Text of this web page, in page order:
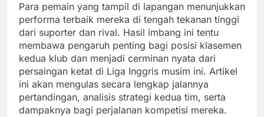
Para pemain yang tampil di lapangan menunjukkan
performa terbaik mereka di tengah tekanan tinggi
dari suporter dan rival. Hasil imbang ini tentu
membawa pengaruh penting bagi posisi klasemen
kedua klub dan menjadi cerminan nyata dari
persaingan ketat di Liga Inggris musim ini. Artikel
ini akan mengulas secara lengkap jalannya
pertandingan, analisis strategi kedua tim, serta
dampaknya bagi perjalanan kompetisi mereka.